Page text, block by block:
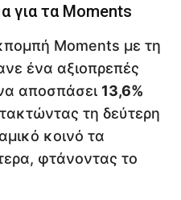
για τα Moments
Moments με τη
ένα αξιοπρεπές
αποσπάσει 13,6%
τη δεύτερη
κοινό τα
φτάνοντας το